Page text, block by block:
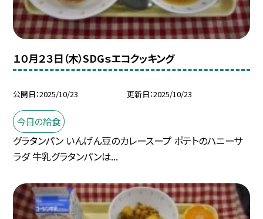
１０月２３日（木）SDGｓエコクッキング
公開日 2025/10/23 更新日 2025/10/23
今日の給食
グラタンパン いんげん豆のカレースープ ポテトのハニーサ
ラダ 牛乳グラタンパンは...